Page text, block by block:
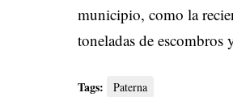
municipio, como la
toneladas de escombros
Tags: Paterna